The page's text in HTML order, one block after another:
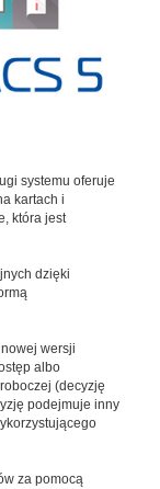
systemu oferuje
kartach i
która jest
dzięki
wersji
albo
(decyzję
podejmuje inny
za pomocą